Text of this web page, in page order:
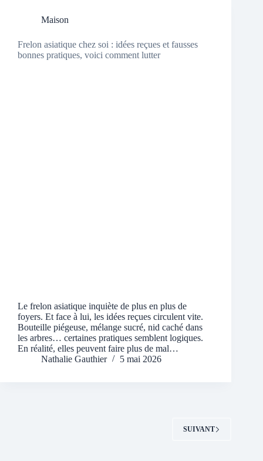
Maison
Frelon asiatique chez soi : idées reçues et fausses
bonnes pratiques, voici comment lutter
Le frelon asiatique inquiète de plus en plus de
foyers. Et face à lui, les idées reçues circulent vite.
Bouteille piégeuse, mélange sucré, nid caché dans
les arbres… certaines pratiques semblent logiques.
En réalité, elles peuvent faire plus de mal…
Nathalie Gauthier
5 mai 2026
SUIVANT